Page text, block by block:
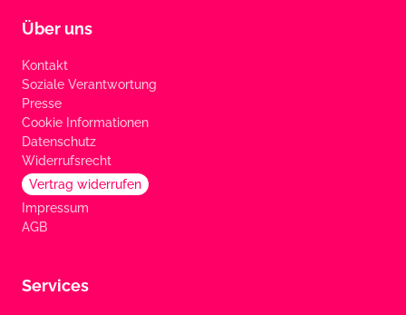
Über uns
Kontakt
Soziale Verantwortung
Presse
Cookie Informationen
Datenschutz
Widerrufsrecht
Vertrag widerrufen
Impressum
AGB
Services